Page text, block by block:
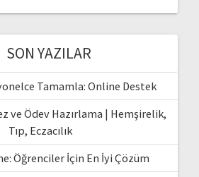
SON YAZILAR
Tamamla: Online Destek
ve Ödev Hazırlama | Hemşirelik,
Tıp, Eczacılık
Öğrenciler İçin En İyi Çözüm